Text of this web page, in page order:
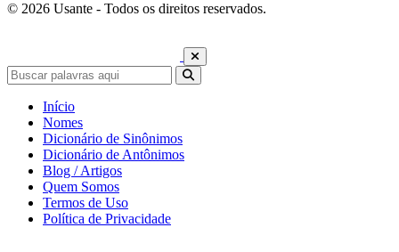
© 2026 Usante - Todos os direitos reservados.
Início
Nomes
Dicionário de Sinônimos
Dicionário de Antônimos
Blog / Artigos
Quem Somos
Termos de Uso
Política de Privacidade